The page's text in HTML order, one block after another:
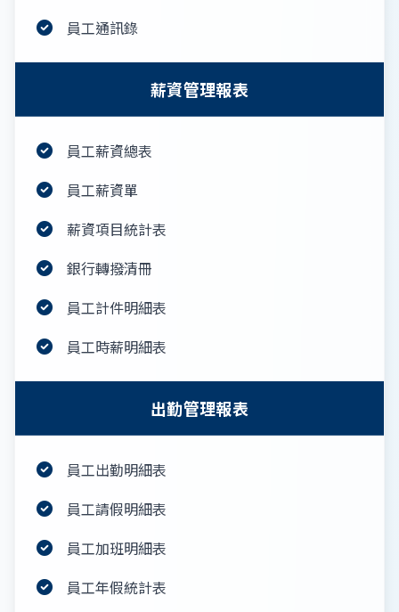
員工通訊錄
薪資管理報表
員工薪資總表
員工薪資單
薪資項目統計表
銀行轉撥清冊
員工計件明細表
員工時薪明細表
出勤管理報表
員工出勤明細表
員工請假明細表
員工加班明細表
員工年假統計表